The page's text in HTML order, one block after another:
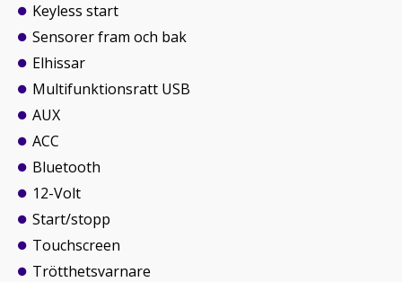
Keyless start
Sensorer fram och bak
Elhissar
Multifunktionsratt USB
AUX
ACC
Bluetooth
12-Volt
Start/stopp
Touchscreen
Trötthetsvarnare